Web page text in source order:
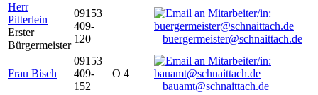
Herr
Pitterlein
Erster
Bürgermeister
09153
409-
120
buergermeister@schnaittach.de
Frau Bisch
09153
409-
152
O 4
bauamt@schnaittach.de